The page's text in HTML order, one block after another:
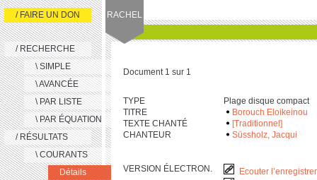
RACHEL
/ FAIRE UN DON
/ RECHERCHE
\ SIMPLE
\ AVANCÉE
\ PAR LISTE
\ PAR ÉQUATION
/ RÉSULTATS
\ COURANTS
Détails
Document 1 sur 1
TYPE
Plage disque compact
TITRE
Borouch Eloikeinou
TEXTE CHANTÉ
[Traditionnel]
CHANTEUR
Süssholz, Jacqui
VERSION ÉLECTRON.
Ecouter